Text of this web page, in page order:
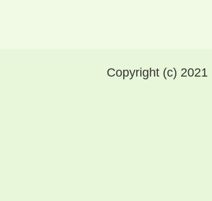
Copyright (c)